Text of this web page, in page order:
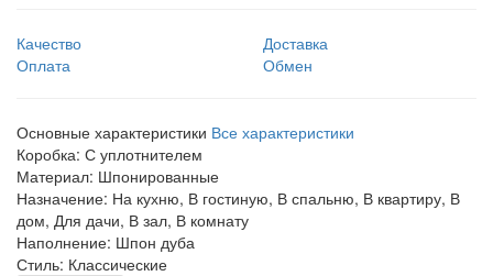
Качество
Доставка
Оплата
Обмен
Основные характеристики Все характеристики
Коробка: С уплотнителем
Материал: Шпонированные
Назначение: На кухню, В гостиную, В спальню, В квартиру, В
дом, Для дачи, В зал, В комнату
Наполнение: Шпон дуба
Стиль: Классические